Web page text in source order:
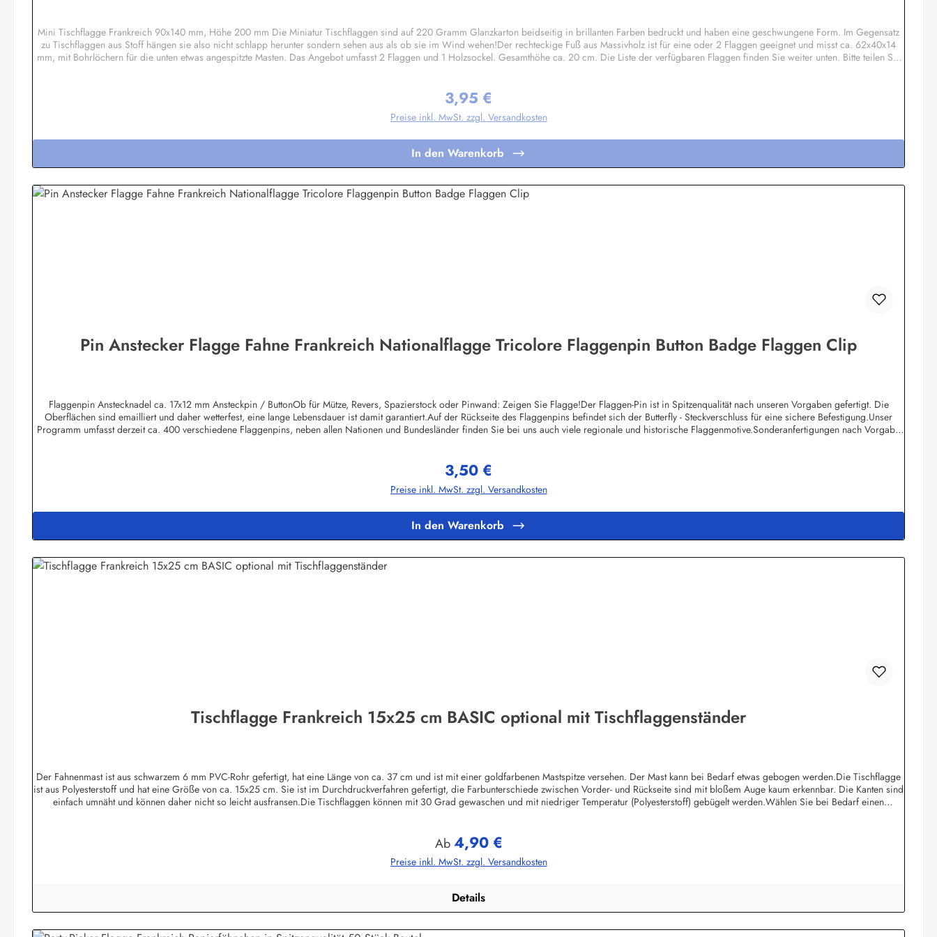
Mini Tischflagge Frankreich 90x140 mm, Höhe 200 mm Die Miniatur Tischflaggen sind auf 220 Gramm Glanzkarton beidseitig in brillanten Farben bedruckt und haben eine geschwungene Form. Im Gegensatz
zu Tischflaggen aus Stoff hängen sie also nicht schlapp herunter sondern sehen aus als ob sie im Wind wehen!Der rechteckige Fuß aus Massivholz ist für eine oder 2 Flaggen geeignet und misst ca. 62x40x14
mm, mit Bohrlöchern für die unten etwas angespitzte Masten. Das Angebot umfasst 2 Flaggen und 1 Holzsockel. Gesamthöhe ca. 20 cm. Die Liste der verfügbaren Flaggen finden Sie weiter unten. Bitte teilen Sie
ausbleichen.Sonderanfertigungen nach Ihren Vorgaben, auch in anderen Größen oder Flaggenformen, sind bereits in Kleinstauflagen ab 20 Stück pro Motiv möglich, Einzelheiten auf Anfrage.
Regulärer Preis:
3,95 €
Preise inkl. MwSt. zzgl. Versandkosten
In den Warenkorb
Pin Anstecker Flagge Fahne Frankreich Nationalflagge Tricolore Flaggenpin Button Badge Flaggen Clip
Flaggenpin Anstecknadel ca. 17x12 mm Ansteckpin / ButtonOb für Mütze, Revers, Spazierstock oder Pinwand: Zeigen Sie Flagge!Der Flaggen-Pin ist in Spitzenqualität nach unseren Vorgaben gefertigt. Die
Oberflächen sind emailliert und daher wetterfest, eine lange Lebensdauer ist damit garantiert.Auf der Rückseite des Flaggenpins befindet sich der Butterfly - Steckverschluss für eine sichere Befestigung.Unser
Programm umfasst derzeit ca. 400 verschiedene Flaggenpins, neben allen Nationen und Bundesländer finden Sie bei uns auch viele regionale und historische Flaggenmotive.Sonderanfertigungen nach Vorgabe
sich bei Bedarf mit uns in Verbindung, wir unterbreiten Ihnen gerne ein individuelles Angebot.Herstellerinformationen:Buddel-Bini Inh. Eda Binikowski e.K.Meddenwarf 1a22457 Hamburginfo@buddel.de
Regulärer Preis:
3,50 €
Preise inkl. MwSt. zzgl. Versandkosten
In den Warenkorb
Tischflagge Frankreich 15x25 cm BASIC optional mit Tischflaggenständer
Der Fahnenmast ist aus schwarzem 6 mm PVC-Rohr gefertigt, hat eine Länge von ca. 37 cm und ist mit einer goldfarbenen Mastspitze versehen. Der Mast kann bei Bedarf etwas gebogen werden.Die Tischflagge
ist aus Polyesterstoff und hat eine Größe von ca. 15x25 cm. Sie ist im Durchdruckverfahren gefertigt, die Farbunterschiede zwischen Vorder- und Rückseite sind mit bloßem Auge kaum erkennbar. Die Kanten sind
einfach umnäht und können daher nicht so leicht ausfransen.Die Tischflaggen können mit 30 Grad gewaschen und mit niedriger Temperatur (Polyesterstoff) gebügelt werden.Wählen Sie bei Bedarf einen
Fuß beträgt ca. 37 cm. Der Flaggenmast ist aus schwarzem 6 mm PVC-Rohr gefertigt und wird einfach in das Unterteil (ca. 7,5 x 2 cm) gesteckt.Wir führen Tischflaggen in verschiedenen Größen: Fast aller
Nationen, Bundesländer, USA Bundesstaaten, Regionen, Städte sowie zahlreiche Sondermotive. Diese Tischflaggenständer sind auch für 2, und 3 Flaggen lieferbar. Sonderanfertigungen mit Firmenlogo etc. von
Tischflaggen, auch in kleinen Auflagen, sind ebenfalls möglich. Einzelheiten auf Anfrage.
Regulärer Preis:
Ab4,90 €
Preise inkl. MwSt. zzgl. Versandkosten
Details